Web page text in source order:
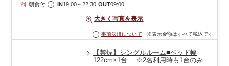
朝食付 IN19:00～22:30 OUT09:00
大きく写真を表示
事前決済について ※表示金額はすべて税込です
【禁煙】シングルルーム■ベッド幅
122cm×1台 ※2名利用時も1台のみ